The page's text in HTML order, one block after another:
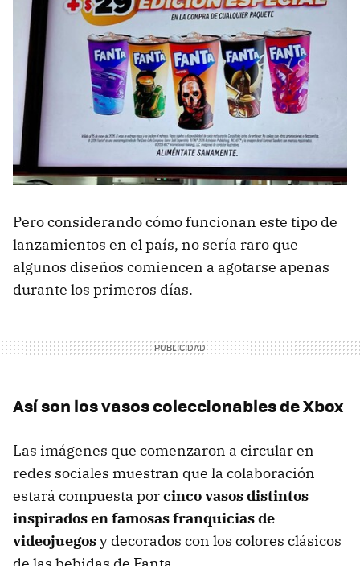
Pero considerando cómo funcionan este tipo de
lanzamientos en el país, no sería raro que
algunos diseños comiencen a agotarse apenas
durante los primeros días.
Así son los vasos coleccionables de Xbox
Las imágenes que comenzaron a circular en
redes sociales muestran que la colaboración
estará compuesta porcinco vasos distintos
inspirados en famosas franquicias de
videojuegosy decorados con los colores clásicos